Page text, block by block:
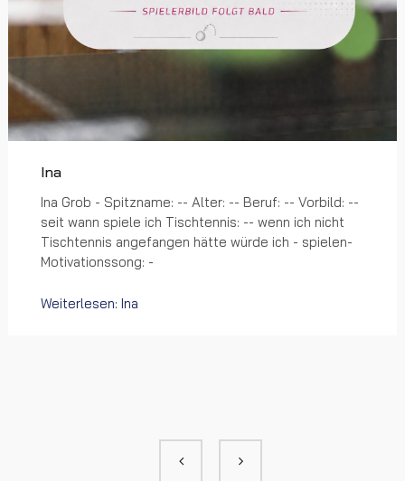
Ina
Ina Grob - Spitzname: -- Alter: -- Beruf: -- Vorbild: --
seit wann spiele ich Tischtennis: -- wenn ich nicht
Tischtennis angefangen hätte würde ich - spielen-
Motivationssong: -
Weiterlesen: Ina